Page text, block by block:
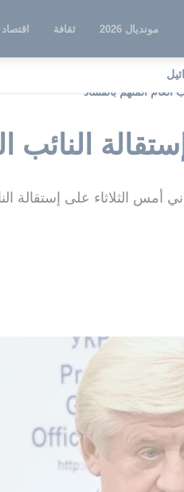
مونديال 2026 ثقافة اقتصاد
العام المتهم بالفساد
النائب
أمس الثلاثاء على إستقالة